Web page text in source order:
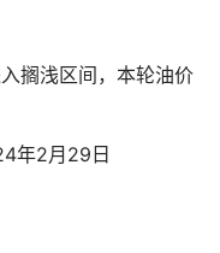
搁浅区间，本轮油价
年2月29日